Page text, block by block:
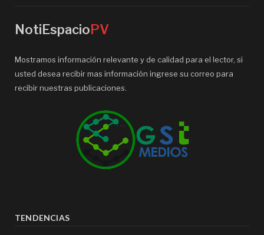
NotiEspacioPV
Mostramos información relevante y de calidad para el lector, si
usted desea recibir mas información ingrese su correo para
recibir nuestras publicaciones.
TENDENCIAS